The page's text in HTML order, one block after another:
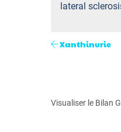
lateral
Xanthinurie
Visualiser le Bilan